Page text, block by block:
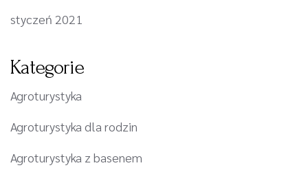
styczeń 2021
Kategorie
Agroturystyka
Agroturystyka dla rodzin
Agroturystyka z basenem